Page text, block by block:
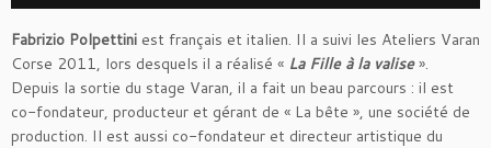
Fabrizio Polpettini est français et italien. Il a suivi les Ateliers Varan
Corse 2011, lors desquels il a réalisé « La Fille à la valise».
Depuis la sortie du stage Varan, il a fait un beau parcours : il est
co-fondateur, producteur et gérant de « La bête », une société de
production. Il est aussi co-fondateur et directeur artistique du